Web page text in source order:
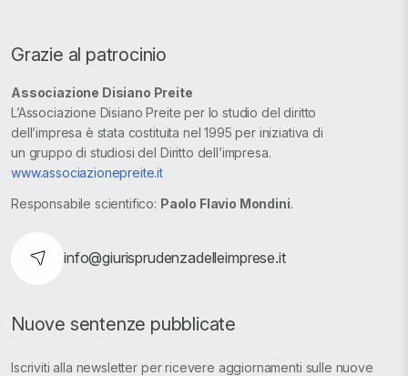
Grazie al patrocinio
Associazione Disiano Preite
L’Associazione Disiano Preite per lo studio del diritto
dell’impresa è stata costituita nel 1995 per iniziativa di
un gruppo di studiosi del Diritto dell’impresa.
www.associazionepreite.it
Responsabile scientifico: Paolo Flavio Mondini.
info@giurisprudenzadelleimprese.it
Nuove sentenze pubblicate
Iscriviti alla newsletter per ricevere aggiornamenti sulle nuove